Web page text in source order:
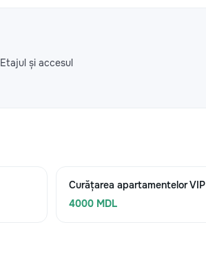
Etajul și accesul
Curățarea apartamentelor VIP
4000 MDL